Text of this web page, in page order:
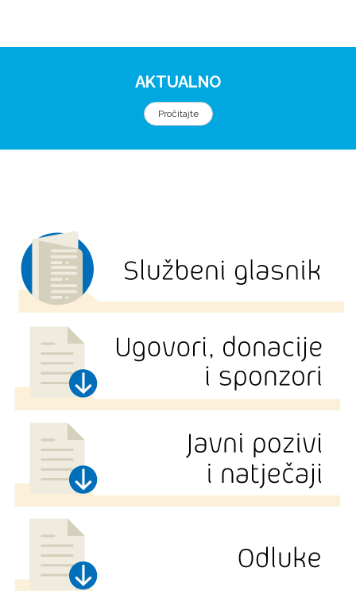
AKTUALNO
Pročitajte